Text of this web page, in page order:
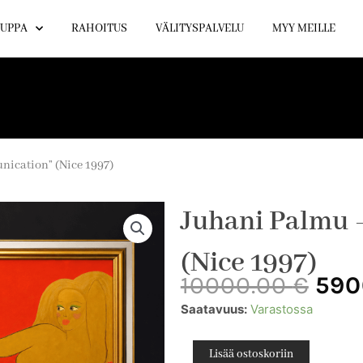
RAHOITUS VÄLITYSPALVELU MYY MEILLE
(Nice 1997)
Juhani Palmu
(Nice 1997)
10000.00€
Saatavuus: Varastossa
Juhani
Lisää ostoskoriin